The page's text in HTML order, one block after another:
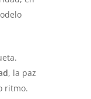
, la paz
ritmo.